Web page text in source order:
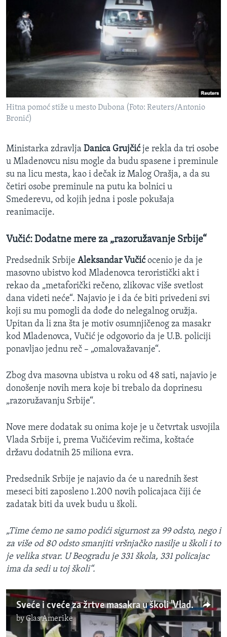
Hitna pomoć stiže u mesto Dubona (Foto: Reuters/Antonio
Bronić)
Ministarka zdravlja Danica Grujčićje rekla da tri osobe
u Mladenovcu nisu mogle da budu spasene i preminule
su na licu mesta, kao i dečak iz Malog Orašja, a da su
četiri osobe preminule na putu ka bolnici u
Smederevu, od kojih jedna i posle pokušaja
reanimacije.
Vučić: Dodatne mere za „razoružavanje Srbije“
Predsednik Srbije Aleksandar Vučićocenio je da je
masovno ubistvo kod Mladenovca teroristički akt i
rekao da „metaforički rečeno, zlikovac više svetlost
dana videti neće“. Najavio je i da će biti privedeni svi
koji su mu pomogli da dođe do nelegalnog oružja.
Upitan da li zna šta je motiv osumnjičenog za masakr
kod Mladenovca, Vučić je odgovorio da je U.B. policiji
ponavljao jednu reč – „omalovažavanje“.
Zbog dva masovna ubistva u roku od 48 sati, najavio je
donošenje novih mera koje bi trebalo da doprinesu
„razoružavanju Srbije“.
Nove mere dodatak su onima koje je u četvrtak usvojila
Vlada Srbije i, prema Vučićevim rečima, koštaće
državu dodatnih 25 miliona evra.
Predsednik Srbije je najavio da će u narednih šest
meseci biti zaposleno 1.200 novih policajaca čiji će
zadatak biti da uvek budu u školi.
„Time ćemo ne samo podići sigurnost za 99 odsto, nego i
za više od 80 odsto smanjiti vršnjačko nasilje u školi i to
je velika stvar. U Beogradu je 331 škola, 331 policajac
ima da sedi u toj školi“.
Sveće i cveće za žrtve masakra u školi "Vladislav Ribnikar"
byGlas Amerike